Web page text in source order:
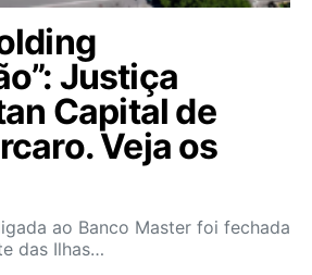
Justiça
Capital de
Veja os
ao Banco Master foi fechada
das Ilhas…